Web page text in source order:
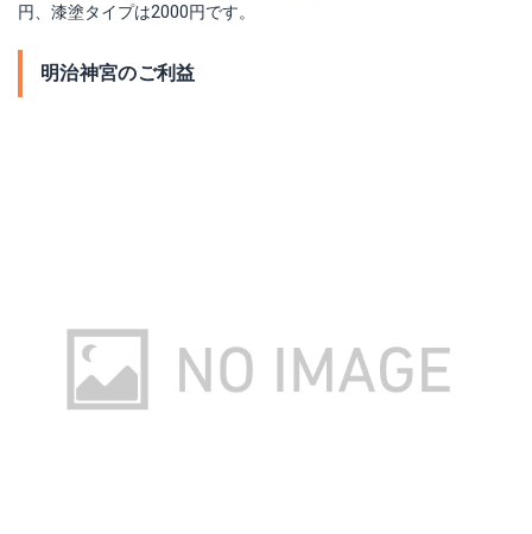
円、漆塗タイプは2000円です。
明治神宮のご利益